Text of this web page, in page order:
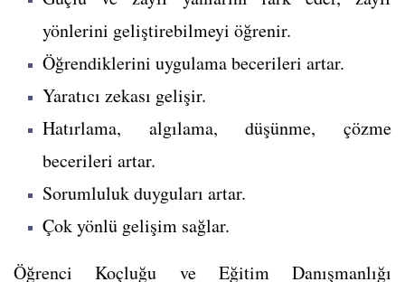
yönlerini geliştirebilmeyi öğrenir.
Öğrendiklerini uygulama becerileri artar.
Yaratıcı zekası gelişir.
Hatırlama, algılama, düşünme, çözme
becerileri artar.
Sorumluluk duyguları artar.
Çok yönlü gelişim sağlar.
Öğrenci Koçluğu ve Eğitim Danışmanlığı